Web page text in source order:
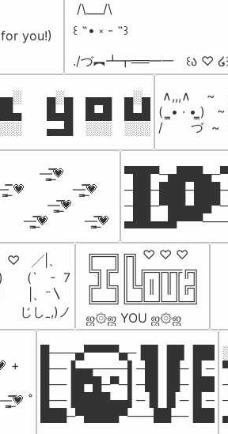
you!)
/\___/\
꒰ ˶• ༝ - ˶꒱
./づ︻┻┳══━一   ꒰ა ♡ ໒
▄░▄ ▄▄▄ ▄░▄
█▄█ █▄█ █▄█
▄▄█ ░░░ ░░░
∧,,,∧    ~
(  ̳• · • ̳)
/       づ
—̳͟͞͞💗
💗            —̳͟͞͞💗
—̳͟͞͞💗
—̳͟͞͞💗         —̳͟͞͞💗
♡   ╱|、
(`   -  7
|、⁻〵
乀 (ˍ, ل ل      じしˍ,)ノ
╔══╗╔╗ ♡ ♡ ♡
╚╗╔╝║║╔═╦╦╦╔╗
╔╝╚╗║╚╣║║║║╔╣
╚══╝╚═╩═╩═╩═╝
ஜ۞ஜ YOU ஜ۞ஜ
+
˚
█───▄▀▀▀▀▄─▐█▌▐█▌▐██
█──▐▄▄────▌─█▌▐█─▐▌─
█──▐█▀█─▀─▌─█▌▐█─▐██
█──▐████▄▄▌─▐▌▐▌─▐▌─
███─▀████▀───██──▐██